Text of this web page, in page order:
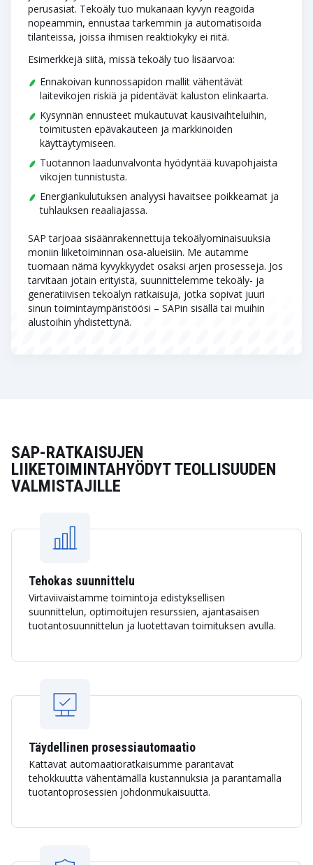
perusasiat. Tekoäly tuo mukanaan kyvyn reagoida
nopeammin, ennustaa tarkemmin ja automatisoida
tilanteissa, joissa ihmisen reaktiokyky ei riitä.
Esimerkkejä siitä, missä tekoäly tuo lisäarvoa:
Ennakoivan kunnossapidon mallit vähentävät
laitevikojen riskiä ja pidentävät kaluston elinkaarta.
Kysynnän ennusteet mukautuvat kausivaihteluihin,
toimitusten epävakauteen ja markkinoiden
käyttäytymiseen.
Tuotannon laadunvalvonta hyödyntää kuvapohjaista
vikojen tunnistusta.
Energiankulutuksen analyysi havaitsee poikkeamat ja
tuhlauksen reaaliajassa.
SAP tarjoaa sisäänrakennettuja tekoälyominaisuuksia
moniin liiketoiminnan osa-alueisiin. Me autamme
tuomaan nämä kyvykkyydet osaksi arjen prosesseja. Jos
tarvitaan jotain erityistä, suunnittelemme tekoäly- ja
generatiivisen tekoälyn ratkaisuja, jotka sopivat juuri
sinun toimintaympäristöösi – SAPin sisällä tai muihin
alustoihin yhdistettynä.
SAP-RATKAISUJEN
LIIKETOIMINTAHYÖDYT TEOLLISUUDEN
VALMISTAJILLE
Tehokas suunnittelu
Virtaviivaistamme toimintoja edistyksellisen
suunnittelun, optimoitujen resurssien, ajantasaisen
tuotantosuunnittelun ja luotettavan toimituksen avulla.
Täydellinen prosessiautomaatio
Kattavat automaatioratkaisumme parantavat
tehokkuutta vähentämällä kustannuksia ja parantamalla
tuotantoprosessien johdonmukaisuutta.